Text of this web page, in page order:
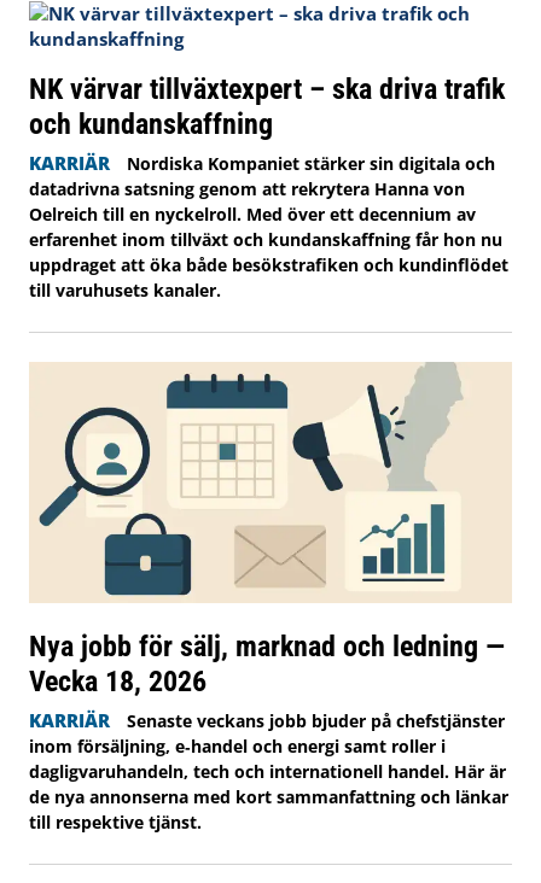
NK värvar tillväxtexpert – ska driva trafik
och kundanskaffning
KARRIÄR
Nordiska Kompaniet stärker sin digitala och
datadrivna satsning genom att rekrytera Hanna von
Oelreich till en nyckelroll. Med över ett decennium av
erfarenhet inom tillväxt och kundanskaffning får hon nu
uppdraget att öka både besökstrafiken och kundinflödet
till varuhusets kanaler.
Nya jobb för sälj, marknad och ledning —
Vecka 18, 2026
KARRIÄR
Senaste veckans jobb bjuder på chefstjänster
inom försäljning, e‑handel och energi samt roller i
dagligvaruhandeln, tech och internationell handel. Här är
de nya annonserna med kort sammanfattning och länkar
till respektive tjänst.